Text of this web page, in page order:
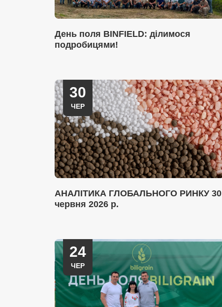
День поля BINFIELD: ділимося
подробицями!
30
ЧЕР
АНАЛІТИКА ГЛОБАЛЬНОГО РИНКУ 30
червня 2026 р.
24
ЧЕР